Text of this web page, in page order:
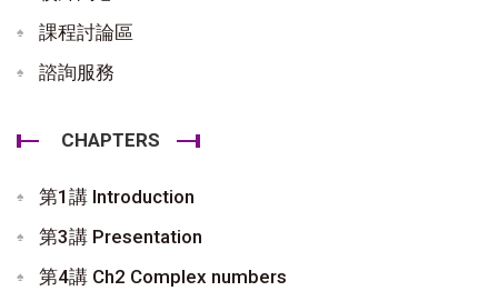
課程討論區
諮詢服務
CHAPTERS
第1講 Introduction
第3講 Presentation
第4講 Ch2 Complex numbers